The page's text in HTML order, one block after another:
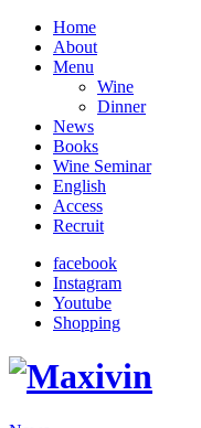
Home
About
Menu
Wine
Dinner
News
Books
Wine Seminar
English
Access
Recruit
facebook
Instagram
Youtube
Shopping